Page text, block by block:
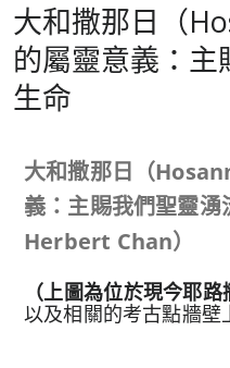
大和撒那日（
的屬靈意義：
生命
大和撒那日（
義： 主賜我們聖靈湧
Herbert Chan）
（上圖為位於現今耶路
以及相關的考古點牆壁